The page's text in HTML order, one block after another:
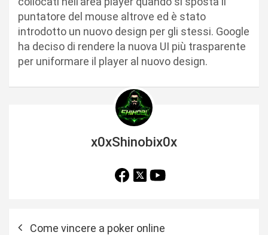
puntatore del mouse altrove ed è stato
introdotto un nuovo design per gli stessi. Google
ha deciso di rendere la nuova UI più trasparente
per uniformare il player al nuovo design.
x0xShinobix0x
Come vincere a poker online